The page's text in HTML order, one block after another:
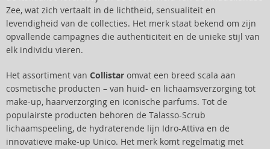
Zee, wat zich vertaalt in de lichtheid, sensualiteit en
levendigheid van de collecties. Het merk staat bekend om zijn
opvallende campagnes die authenticiteit en de unieke stijl van
elk individu vieren.
Het assortiment van Collistar omvat een breed scala aan
cosmetische producten – van huid- en lichaamsverzorging tot
make-up, haarverzorging en iconische parfums. Tot de
populairste producten behoren de Talasso-Scrub
lichaamspeeling, de hydraterende lijn Idro-Attiva en de
innovatieve make-up Unico. Het merk komt regelmatig met